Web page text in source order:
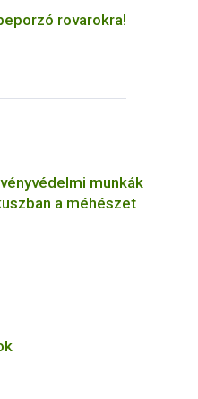
rovarokra!
munkák
a méhészet